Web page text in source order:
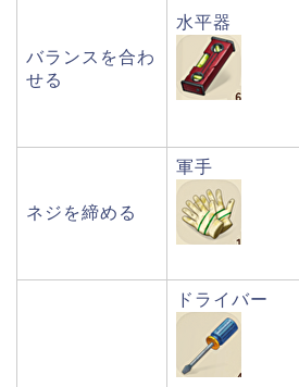
バランスを合わ
せる
水平器
ネジを締める
軍手
ドライバー